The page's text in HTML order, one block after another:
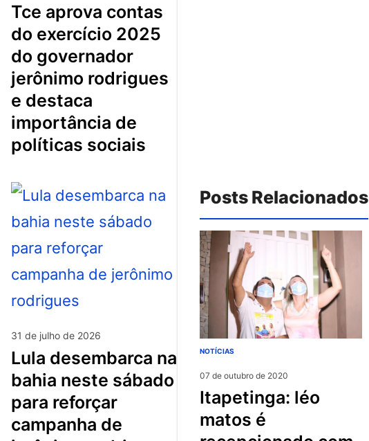
tce aprova contas
do exercício 2025
do governador
jerônimo rodrigues
e destaca
importância de
políticas sociais
31 de julho de 2026
lula desembarca na
bahia neste sábado
para reforçar
campanha de
Posts Relacionados
NOTÍCIAS
07 de outubro de 2020
itapetinga: léo
matos é